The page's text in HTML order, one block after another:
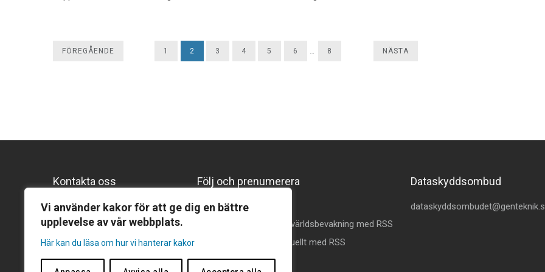
Vi använder kakor för att ge dig en bättre
upplevelse av vår webbplats.
Här kan du läsa om hur vi hanterar kakor
FÖREGÅENDE 1 2 3 4 5 6 … 8 NÄSTA
Kontakta oss
Gentekniknämnden
Box 1035, 101 38 Stockholm
Tel:08-271 254
Följ och prenumerera
Följ oss på Linkedin
Prenumerera på Omvärldsbevakning med RSS
Prenumerera på Aktuellt med RSS
Dataskyddsombud